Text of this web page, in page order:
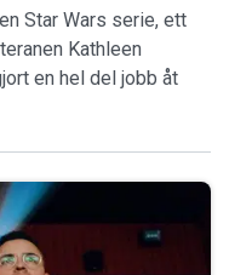
Star Wars serie, ett
Kathleen
en hel del jobb åt